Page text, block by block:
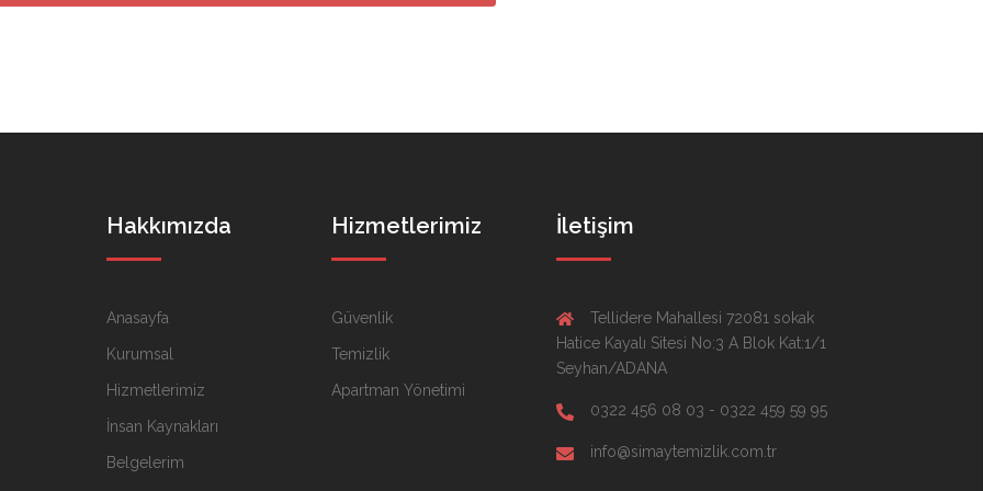
Hakkımızda
Anasayfa
Kurumsal
Hizmetlerimiz
İnsan Kaynakları
Belgelerim
Hizmetlerimiz
Güvenlik
Temizlik
Apartman Yönetimi
İletişim
Tellidere Mahallesi 72081 sokak
Hatice Kayalı Sitesi No:3 A Blok Kat:1/1
Seyhan/ADANA
0322 456 08 03 - 0322 459 59 95
info@simaytemizlik.com.tr